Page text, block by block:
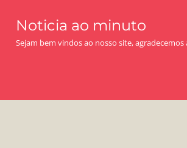
content
Noticia ao minuto
Sejam bem vindos ao nosso site, agradecemos